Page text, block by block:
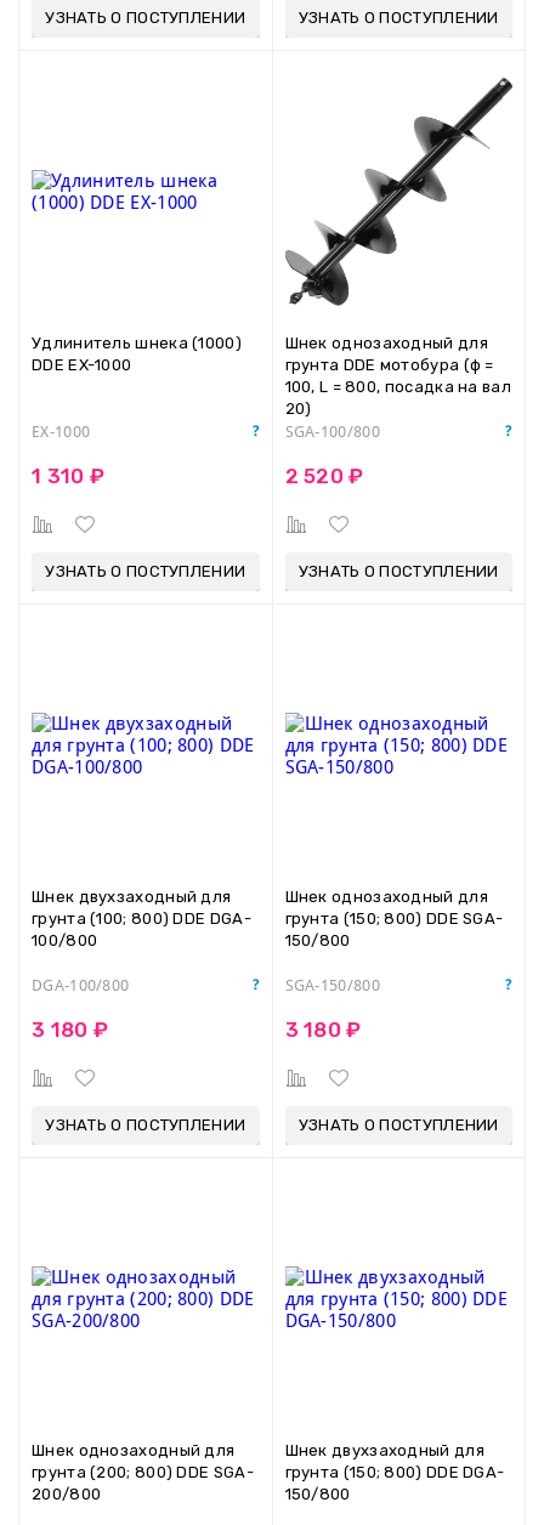
УЗНАТЬ О ПОСТУПЛЕНИИ УЗНАТЬ О ПОСТУПЛЕНИИ
Удлинитель шнека (1000)
DDE EX-1000
EX-1000
1 310 ₽
УЗНАТЬ О ПОСТУПЛЕНИИ
Шнек однозаходный для
грунта DDE мотобура (ф =
100, L = 800, посадка на вал
20)
SGA-100/800
2 520 ₽
УЗНАТЬ О ПОСТУПЛЕНИИ
Шнек двухзаходный для
грунта (100; 800) DDE DGA-
100/800
DGA-100/800
3 180 ₽
УЗНАТЬ О ПОСТУПЛЕНИИ
Шнек однозаходный для
грунта (150; 800) DDE SGA-
150/800
SGA-150/800
3 180 ₽
УЗНАТЬ О ПОСТУПЛЕНИИ
Шнек однозаходный для
грунта (200; 800) DDE SGA-
200/800
Шнек двухзаходный для
грунта (150; 800) DDE DGA-
150/800